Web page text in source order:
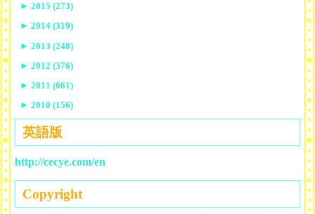
► 2015 (273)
► 2014 (319)
► 2013 (248)
► 2012 (376)
► 2011 (661)
► 2010 (156)
英語版
http://cecye.com/en
Copyright